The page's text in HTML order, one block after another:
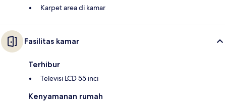
Karpet area di kamar
Fasilitas kamar
Terhibur
Televisi LCD 55 inci
Kenyamanan rumah